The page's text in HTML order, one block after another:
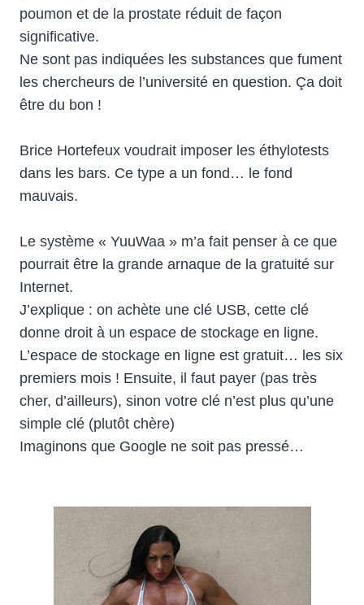
poumon et de la prostate réduit de façon
significative.
Ne sont pas indiquées les substances que fument
les chercheurs de l’université en question. Ça doit
être du bon !
Brice Hortefeux voudrait imposer les éthylotests
dans les bars. Ce type a un fond… le fond
mauvais.
Le système « YuuWaa » m’a fait penser à ce que
pourrait être la grande arnaque de la gratuité sur
Internet.
J’explique : on achète une clé USB, cette clé
donne droit à un espace de stockage en ligne.
L’espace de stockage en ligne est gratuit… les six
premiers mois ! Ensuite, il faut payer (pas très
cher, d’ailleurs), sinon votre clé n’est plus qu’une
simple clé (plutôt chère)
Imaginons que Google ne soit pas pressé…